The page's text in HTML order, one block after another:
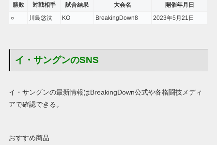
勝敗 対戦相手 試合結果 大会名 開催年月日
○ 川島悠汰 KO BreakingDown8 2023年5月21日
イ・サングンのSNS
イ・サングンの最新情報はBreakingDown公式や各格闘技メディ
アで確認できる。
おすすめ商品